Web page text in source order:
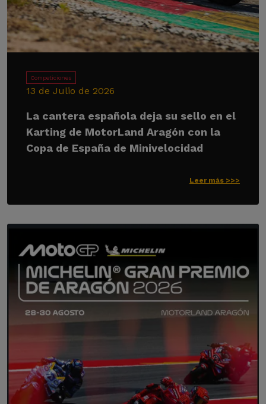
Competiciones
13 de Julio de 2026
La cantera española deja su sello en el
Karting de MotorLand Aragón con la
Copa de España de Minivelocidad
Leer más >>>